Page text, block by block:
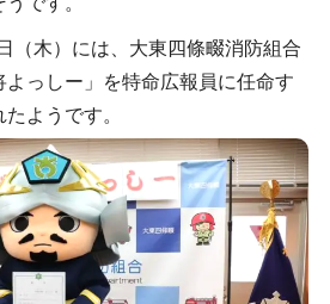
（木）には、大東四條畷消防組合
っしー」を特命広報員に任命す
ようです。